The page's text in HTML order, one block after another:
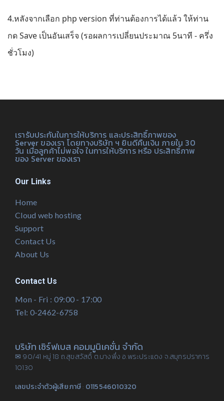
4.หลังจากเลือก php version ที่ท่านต้องการได้แล้ว ให้ท่าน
กด Save เป็นอันเสร็จ (รอผลการเปลี่ยนประมาณ 5นาที - ครึ่ง
ชั่วโมง)
เรารับประกันในการให้บริการ และประสิทธิ์ภาพของ
Server ของเรา โดยทางบริษัท ฯ ยินดีคืนเงิน ภายใน 30
วัน เมื่อลูกค้าไม่พอใจ ในการให้บริการ หรือ ประสิทธิ์ภาพ
ของ Server ของเรา
Our Links
Home
Cloud web hosting
Support
Contact Us
About Us
Contact Us
Mon - Fri : 09:00 - 17:00
Tel: 0-2462-6758
บริษัท เซิร์ฟเบส คอมมูนิเคชั่น จำกัด
✉ 90/41 หมู่ 18 ถ.สุขสวัสดิ์ ต.บางพึ่ง อ.พระประแดง จ.สมุทรปราการ
10130
เลขประจำตัวผู้เสียภาษี: 0115546010320